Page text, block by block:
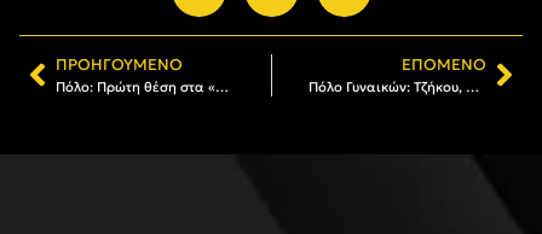
ΠΡΟΗΓΟΎΜΕΝΟ
Πόλο: Πρώτη θέση στα «Τσιαμπάζεια 2019» για τους Παίδες του ΑΡΗ (photos)
ΕΠΌΜΕΝΟ
Πόλο Γυναικών: Τζήκου, Ζάντου και Φορίδου μιλούν για το νέο ξεκίνημα του ΑΡΗ